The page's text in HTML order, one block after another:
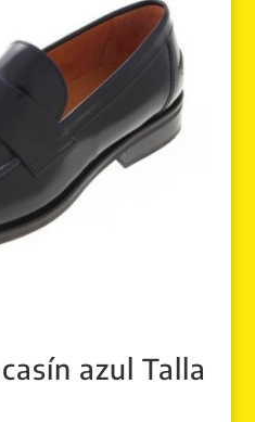
azul Talla